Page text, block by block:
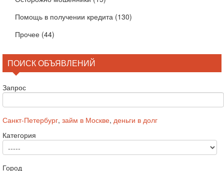
Помощь в получении кредита (130)
Прочее (44)
ПОИСК ОБЪЯВЛЕНИЙ
Запрос
Санкт-Петербург, займ в Москве, деньги в долг
Категория
Город